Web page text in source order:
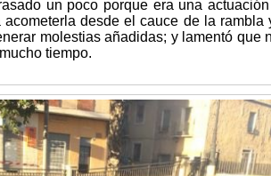
un poco porque era una
desde el cauce de la
molestias añadidas; y lamentó que
tiempo.